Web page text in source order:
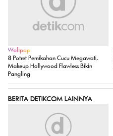
Wolipop
8 Potret Pernikahan Cucu Megawati,
Makeup Hollywood Flawless Bikin
Pangling
BERITA DETIKCOM LAINNYA